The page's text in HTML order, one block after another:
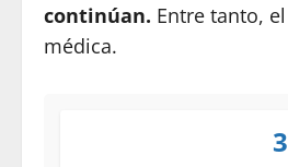
continúan. Entre tanto,
médica.